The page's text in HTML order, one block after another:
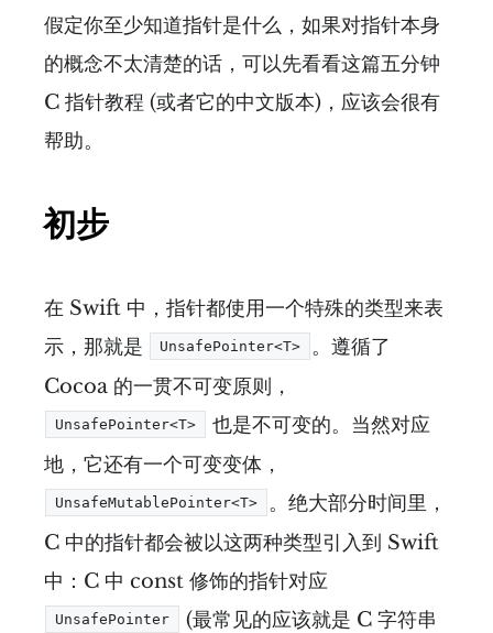
假定你至少知道指针是什么，如果对指针本身
的概念不太清楚的话，可以先看看这篇五分钟
C 指针教程 (或者它的中文版本)，应该会很有
帮助。
初步
在 Swift 中，指针都使用一个特殊的类型来表
示，那就是
UnsafePointer<T>
。遵循了
Cocoa 的一贯不可变原则，
UnsafePointer<T>
也是不可变的。当然对应
地，它还有一个可变变体，
UnsafeMutablePointer<T>
。绝大部分时间里，
C 中的指针都会被以这两种类型引入到 Swift
中：C 中 const 修饰的指针对应
UnsafePointer
(最常见的应该就是 C 字符串